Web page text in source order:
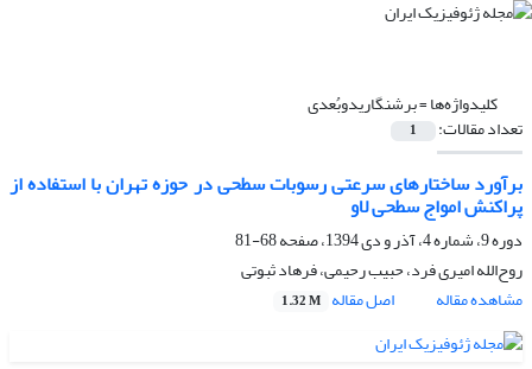
کلیدواژه‌ها =برش­نگاریدوبُعدی
تعداد مقالات: 1
برآورد ساختارهای سرعتی رسوبات سطحی در حوزه تهران با استفاده از
پراکنش امواج سطحی لاو
دوره 9، شماره 4، آذر و دی 1394، صفحه
68-81
روح‌الله امیری فرد، حبیب رحیمی، فرهاد ثبوتی
مشاهده مقاله
اصل مقاله 1.32 M